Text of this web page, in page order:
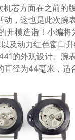
芯方面在之前的
，这也是此次腕
开模造诣！小编
及动力红色窗口
的外观设计。腕
径为44毫米，适